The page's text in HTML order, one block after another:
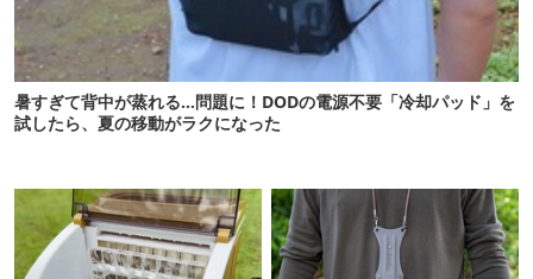
暑すぎて背中が蒸れる…問題に！DODの電源不要「冷却パッド」を
試したら、夏の移動がラクになった